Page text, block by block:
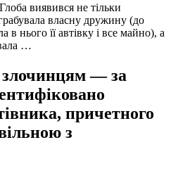
виявився не тільки
власну дружину (до
в нього її автівку і все майно), а
…
злочинцям — за
причетного
з